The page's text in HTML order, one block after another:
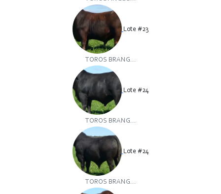
Lote #23
TOROS BRANG...
Lote #24
TOROS BRANG...
Lote #24
TOROS BRANG...